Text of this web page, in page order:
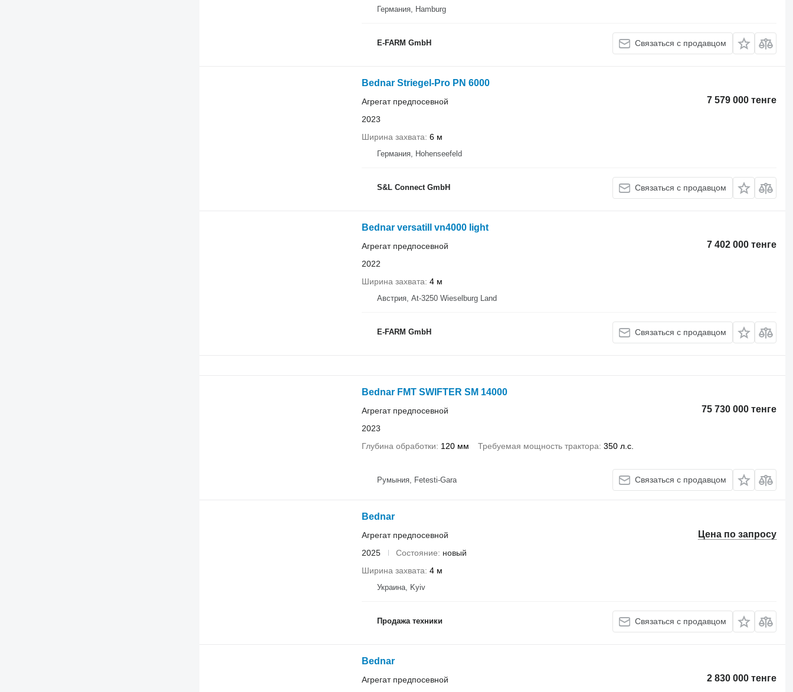
Германия, Hamburg
E-FARM GmbH Связаться с продавцом
Bednar Striegel-Pro PN 6000
7 579 000 тенге
Агрегат предпосевной
2023
Ширина захвата 6 м
Германия, Hohenseefeld
S&L Connect GmbH Связаться с продавцом
Bednar versatill vn4000 light
7 402 000 тенге
Агрегат предпосевной
2022
Ширина захвата 4 м
Австрия, At-3250 Wieselburg Land
E-FARM GmbH Связаться с продавцом
Bednar FMT SWIFTER SM 14000
75 730 000 тенге
Агрегат предпосевной
2023
Глубина обработки
120 мм Требуемая мощность трактора 350 л.с.
Румыния, Fetesti-Gara Связаться с продавцом
Bednar
Цена по запросу
Агрегат предпосевной
2025
Состояние
новый
Ширина захвата 4 м
Украина, Kyiv
Продажа техники Связаться с продавцом
Bednar
2 830 000 тенге
Агрегат предпосевной